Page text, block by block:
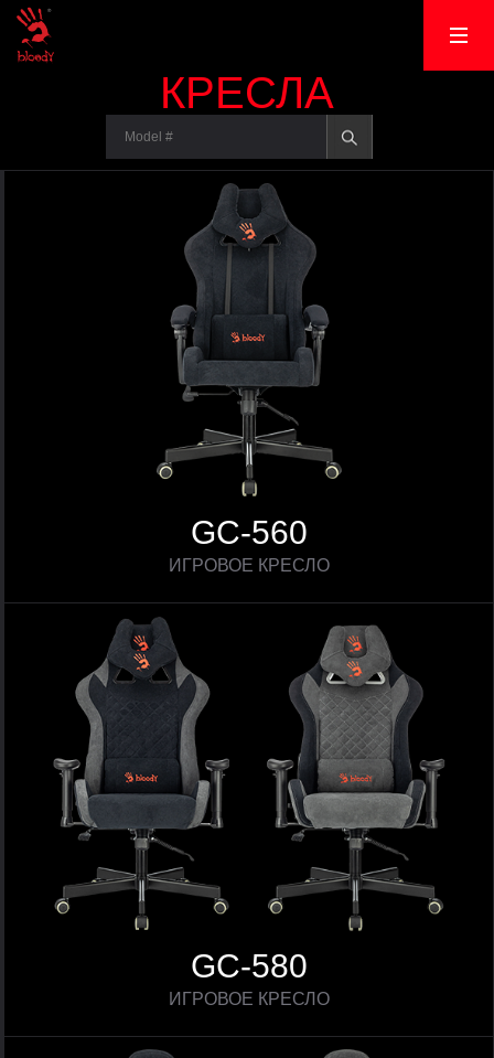
КРЕСЛА
GC-560
ИГРОВОЕ КРЕСЛО
GC-580
ИГРОВОЕ КРЕСЛО